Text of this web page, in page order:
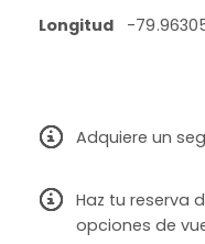
Longitud -
Adquiere un
Haz tu reserva
opciones de